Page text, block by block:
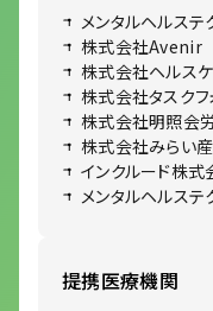
メンタルヘルス
株式会社Avenir
株式会社ヘルス
株式会社タスクフ
株式会社明照会
株式会社みらい
インクルード株式
メンタルヘルス
提携医療機関